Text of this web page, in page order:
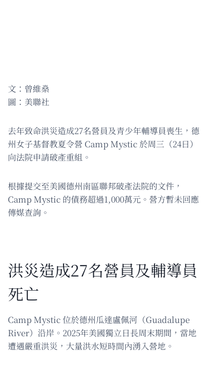
文：曾維燊
圖：美聯社
去年致命洪災造成27名營員及青少年輔導員喪生，德
州女子基督教夏令營 Camp Mystic 於周三（24日）
向法院申請破產重組。
根據提交至美國德州南區聯邦破產法院的文件，
Camp Mystic 的債務超過1,000萬元。營方暫未回應
傳媒查詢。
洪災造成27名營員及輔導員
死亡
Camp Mystic 位於德州瓜達盧佩河（Guadalupe
River）沿岸。2025年美國獨立日長周末期間，當地
遭遇嚴重洪災，大量洪水短時間內湧入營地。